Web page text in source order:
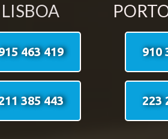
LISBOA
463 419
385 443
910
223